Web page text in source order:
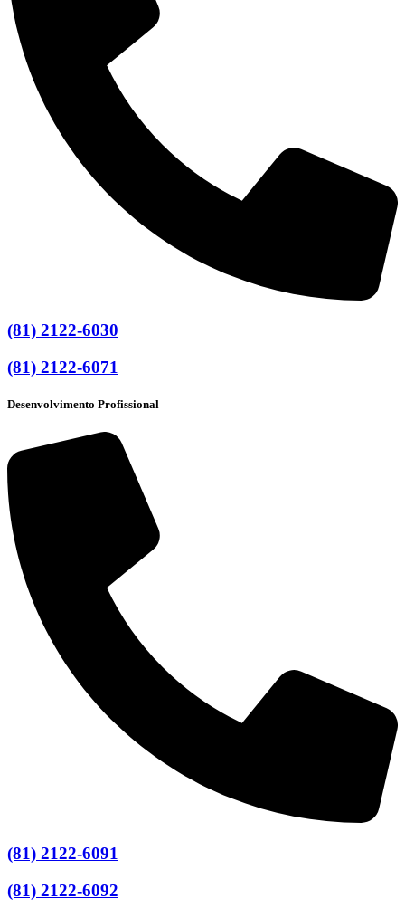
(81) 2122-6030
(81) 2122-6071
Desenvolvimento Profissional
(81) 2122-6091
(81) 2122-6092